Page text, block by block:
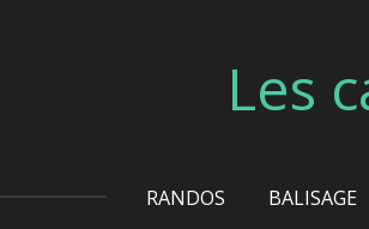
Les
RANDOS BALISAGE